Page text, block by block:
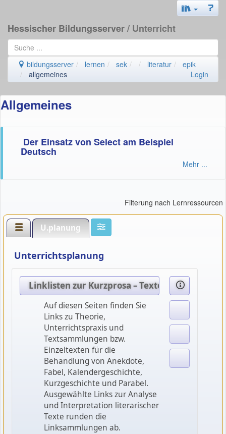
Hessischer Bildungsserver/ Unterricht
bildungsserver lernen sek literatur
epik
allgemeines
Login
Allgemeines
Der Einsatz von Select am Beispiel
Deutsch
Mehr ...
Filterung nach Lernressourcen
U.planung
Unterrichtsplanung
Linklisten zur Kurzprosa – Texterschließung
Auf diesen Seiten finden Sie
Links zu Theorie,
Unterrichtspraxis und
Textsammlungen bzw.
Einzeltexten für die
Behandlung von Anekdote,
Fabel, Kalendergeschichte,
Kurzgeschichte und Parabel.
Ausgewählte Links zur Analyse
und Interpretation literarischer
Texte runden die
Linksammlungen ab.